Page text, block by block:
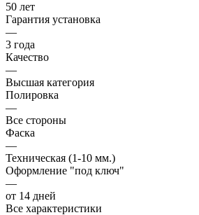
50 лет
Гарантия установка
—
3 года
Качество
—
Высшая категория
Полировка
—
Все стороны
Фаска
—
Техническая (1-10 мм.)
Оформление "под ключ"
—
от 14 дней
Все характеристики